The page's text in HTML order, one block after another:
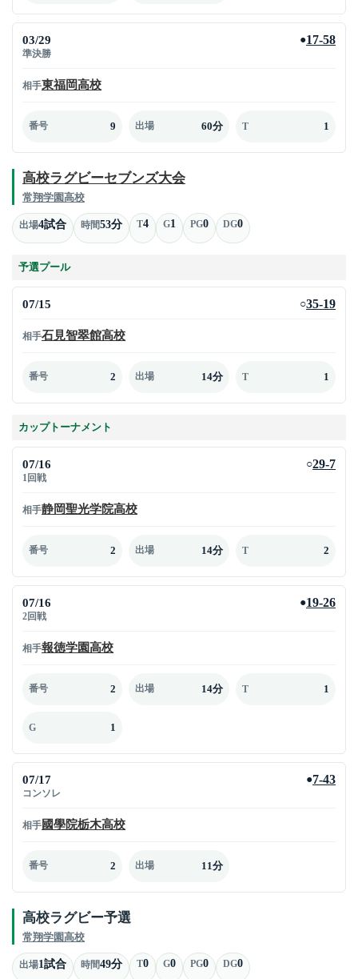
03/29
準決勝
●17-58
相手東福岡高校
番号 9 出場 60分 T 1
高校ラグビーセブンズ大会
常翔学園高校
出場4試合 時間53分 T4 G1 PG0 DG0
予選プール
07/15 ○35-19
相手石見智翠館高校
番号 2 出場 14分 T 1
カップトーナメント
07/16
1回戦
○29-7
相手静岡聖光学院高校
番号 2 出場 14分 T 2
07/16
2回戦
●19-26
相手報徳学園高校
番号 2 出場 14分 T 1
G 1
07/17
コンソレ
●7-43
相手國學院栃木高校
番号 2 出場 11分
高校ラグビー予選
常翔学園高校
出場1試合 時間49分 T0 G0 PG0 DG0